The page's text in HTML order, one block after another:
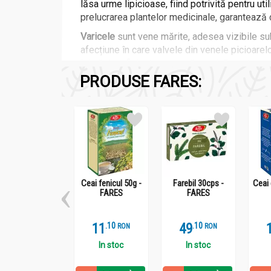
lăsa urme lipicioase, fiind potrivită pentru
prelucrarea plantelor medicinale,
Varicele sunt vene mărite, adesea vizibile
afecțiune în care valvele din venele
Picioarele grele și obositesunt adesea un
retenție de apă sunt deosebit de
castanul și arnica, poate ajuta la
Castanul(Aesculus hippocastanum) este
castan este utilizat de secole pentru a
PRODUSE FARES:
Ceai fenicul 50g -
FARES
11 .1 RON
In stoc
Farebil 30cps -
FARES
49.1 RON
In stoc
Ceai